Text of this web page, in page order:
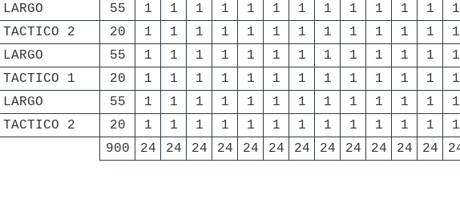
55 1 1 1 1 1 1 1 1 1 1 1 1 1
TACTICO 2 20 1 1 1 1 1 1 1 1 1 1 1 1 1
55 1 1 1 1 1 1 1 1 1 1 1 1 1
TACTICO 1 20 1 1 1 1 1 1 1 1 1 1 1 1 1
55 1 1 1 1 1 1 1 1 1 1 1 1 1
TACTICO 2 20 1 1 1 1 1 1 1 1 1 1 1 1 1
900
24 24 24 24 24 24 24 24 24 24 24 24